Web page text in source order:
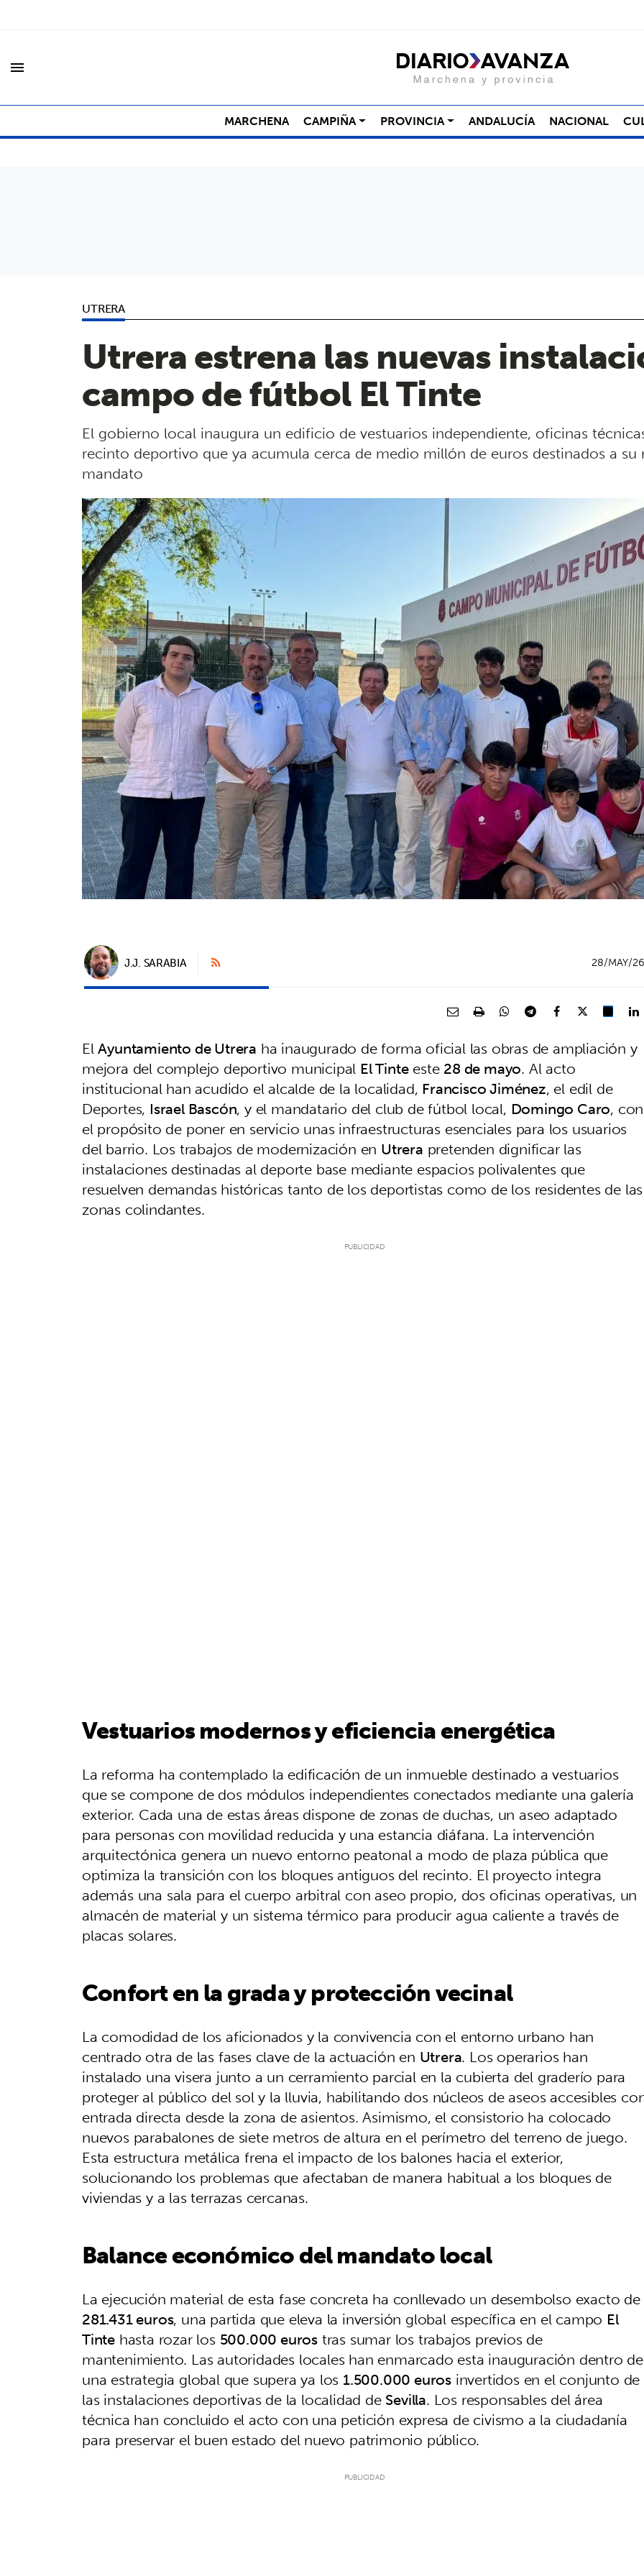
menu
MARCHENA CAMPIÑA PROVINCIA ANDALUCÍA NACIONAL
UTRERA
Utrera estrena las nuevas
campo de fútbol El Tinte
El gobierno local inaugura un edificio de vestuarios independiente, oficinas
recinto deportivo que ya acumula cerca de medio millón de euros destinados a
mandato
J.J. SARABIA 28/MAY/26
ElAyuntamiento de Utrera ha inaugurado de forma oficial las obras de ampliación y
mejora del complejo deportivo municipal El Tinteeste28 de mayo. Al acto
institucional han acudido el alcalde de la localidad, Francisco Jiménez, el edil de
Deportes, Israel Bascón, y el mandatario del club de fútbol local, Domingo Caro, con
el propósito de poner en servicio unas infraestructuras esenciales para los usuarios
del barrio. Los trabajos de modernización en Utrera pretenden dignificar las
instalaciones destinadas al deporte base mediante espacios polivalentes que
resuelven demandas históricas tanto de los deportistas como de los residentes de las
zonas colindantes.
Vestuarios modernos y eficiencia energética
La reforma ha contemplado la edificación de un inmueble destinado a vestuarios
que se compone de dos módulos independientes conectados mediante una galería
exterior. Cada una de estas áreas dispone de zonas de duchas, un aseo adaptado
para personas con movilidad reducida y una estancia diáfana. La intervención
arquitectónica genera un nuevo entorno peatonal a modo de plaza pública que
optimiza la transición con los bloques antiguos del recinto. El proyecto integra
además una sala para el cuerpo arbitral con aseo propio, dos oficinas operativas, un
almacén de material y un sistema térmico para producir agua caliente a través de
placas solares.
Confort en la grada y protección vecinal
La comodidad de los aficionados y la convivencia con el entorno urbano han
centrado otra de las fases clave de la actuación en Utrera. Los operarios han
instalado una visera junto a un cerramiento parcial en la cubierta del graderío para
proteger al público del sol y la lluvia, habilitando dos núcleos de aseos accesibles
entrada directa desde la zona de asientos. Asimismo, el consistorio ha colocado
nuevos parabalones de siete metros de altura en el perímetro del terreno de juego.
Esta estructura metálica frena el impacto de los balones hacia el exterior,
solucionando los problemas que afectaban de manera habitual a los bloques de
viviendas y a las terrazas cercanas.
Balance económico del mandato local
La ejecución material de esta fase concreta ha conllevado un desembolso exacto de
281.431 euros, una partida que eleva la inversión global específica en el campo El
Tinte hasta rozar los 500.000 eurostras sumar los trabajos previos de
mantenimiento. Las autoridades locales han enmarcado esta inauguración dentro de
una estrategia global que supera ya los 1.500.000 euros invertidos en el conjunto de
las instalaciones deportivas de la localidad deSevilla. Los responsables del área
técnica han concluido el acto con una petición expresa de civismo a la ciudadanía
para preservar el buen estado del nuevo patrimonio público.